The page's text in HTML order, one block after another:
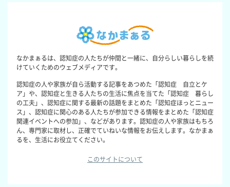
なかまぁるは、認知症の人たちが仲間と一緒に、自分らしい暮らしを続
けていくためのウェブメディアです。
認知症の人や家族が自ら活動する記事をあつめた「認知症 自立とケ
ア」や、認知症と生きる人たちの生活に焦点を当てた「認知症 暮らし
の工夫」、認知症に関する最新の話題をまとめた「認知症ほっとニュー
ス」、認知症に関心のある人たちが参加できる情報をまとめた「認知症
関連イベントへの参加」、などがあります。認知症の人や家族はもちろ
ん、専門家に取材し、正確でていねいな情報をお伝えします。なかまぁ
るを、生活にお役立てください。
このサイトについて